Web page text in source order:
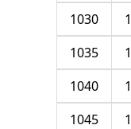
1030
1035
1040
1045